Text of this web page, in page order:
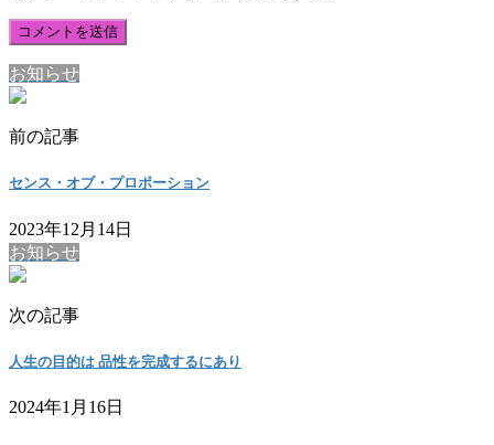
お知らせ
前の記事
センス・オブ・プロポーション
2023年12月14日
お知らせ
次の記事
人生の目的は 品性を完成するにあり
2024年1月16日